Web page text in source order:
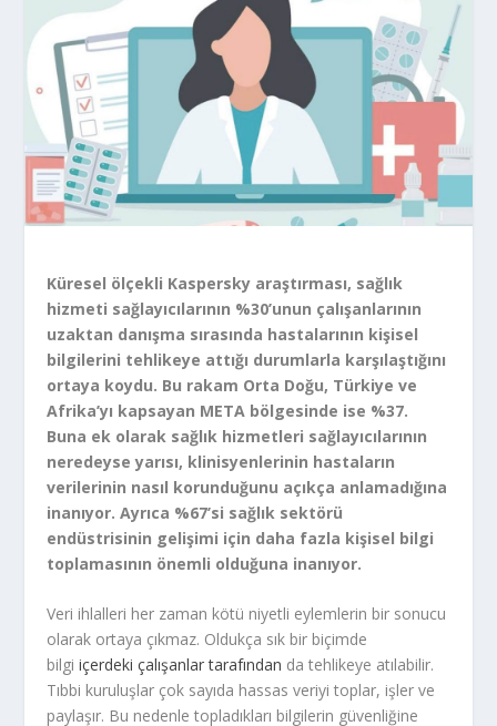
Küresel ölçekli Kaspersky araştırması, sağlık
hizmeti sağlayıcılarının %30’unun çalışanlarının
uzaktan danışma sırasında hastalarının kişisel
bilgilerini tehlikeye attığı durumlarla karşılaştığını
ortaya koydu. Bu rakam Orta Doğu, Türkiye ve
Afrika’yı kapsayan META bölgesinde ise %37.
Buna ek olarak sağlık hizmetleri sağlayıcılarının
neredeyse yarısı, klinisyenlerinin hastaların
verilerinin nasıl korunduğunu açıkça anlamadığına
inanıyor. Ayrıca %67’si sağlık sektörü
endüstrisinin gelişimi için daha fazla kişisel bilgi
toplamasının önemli olduğuna inanıyor.
Veri ihlalleri her zaman kötü niyetli eylemlerin bir sonucu
olarak ortaya çıkmaz. Oldukça sık bir biçimde
bilgiiçerdeki çalışanlar tarafından da tehlikeye atılabilir.
Tıbbi kuruluşlar çok sayıda hassas veriyi toplar, işler ve
paylaşır. Bu nedenle topladıkları bilgilerin güvenliğine